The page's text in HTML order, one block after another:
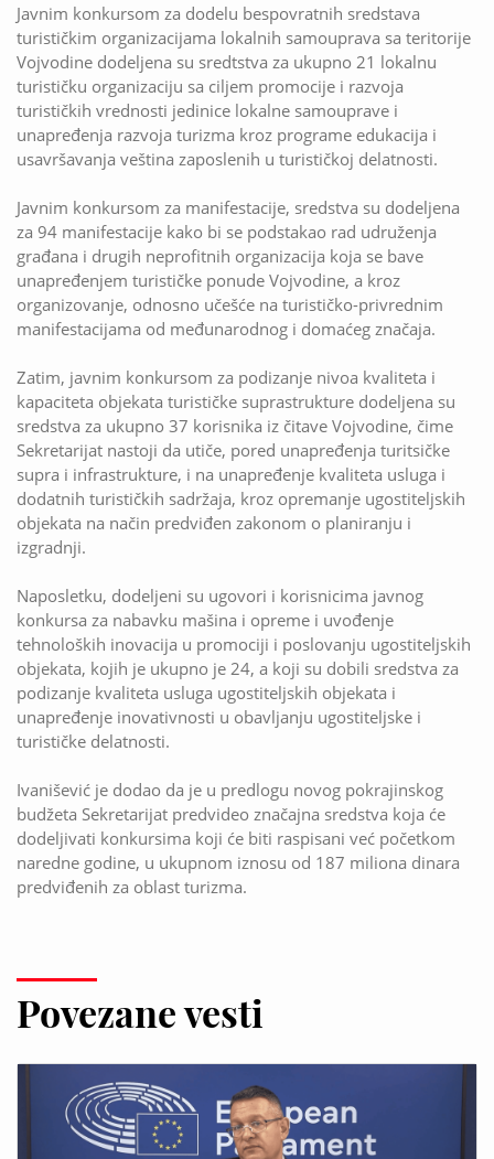
Javnim konkursom za dodelu bespovratnih sredstava
turističkim organizacijama lokalnih samouprava sa teritorije
Vojvodine dodeljena su sredtstva za ukupno 21 lokalnu
turističku organizaciju sa ciljem promocije i razvoja
turističkih vrednosti jedinice lokalne samouprave i
unapređenja razvoja turizma kroz programe edukacija i
usavršavanja veština zaposlenih u turističkoj delatnosti.
Javnim konkursom za manifestacije, sredstva su dodeljena
za 94 manifestacije kako bi se podstakao rad udruženja
građana i drugih neprofitnih organizacija koja se bave
unapređenjem turističke ponude Vojvodine, a kroz
organizovanje, odnosno učešće na turističko-privrednim
manifestacijama od međunarodnog i domaćeg značaja.
Zatim, javnim konkursom za podizanje nivoa kvaliteta i
kapaciteta objekata turističke suprastrukture dodeljena su
sredstva za ukupno 37 korisnika iz čitave Vojvodine, čime
Sekretarijat nastoji da utiče, pored unapređenja turitsičke
supra i infrastrukture, i na unapređenje kvaliteta usluga i
dodatnih turističkih sadržaja, kroz opremanje ugostiteljskih
objekata na način predviđen zakonom o planiranju i
izgradnji.
Naposletku, dodeljeni su ugovori i korisnicima javnog
konkursa za nabavku mašina i opreme i uvođenje
tehnoloških inovacija u promociji i poslovanju ugostiteljskih
objekata, kojih je ukupno je 24, a koji su dobili sredstva za
podizanje kvaliteta usluga ugostiteljskih objekata i
unapređenje inovativnosti u obavljanju ugostiteljske i
turističke delatnosti.
Ivanišević je dodao da je u predlogu novog pokrajinskog
budžeta Sekretarijat predvideo značajna sredstva koja će
dodeljivati konkursima koji će biti raspisani već početkom
naredne godine, u ukupnom iznosu od 187 miliona dinara
predviđenih za oblast turizma.
Povezane vesti